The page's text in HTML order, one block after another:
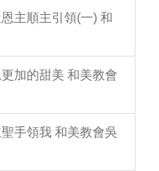
主順主引領(一) 和
加的甜美 和美教會
手領我 和美教會吳